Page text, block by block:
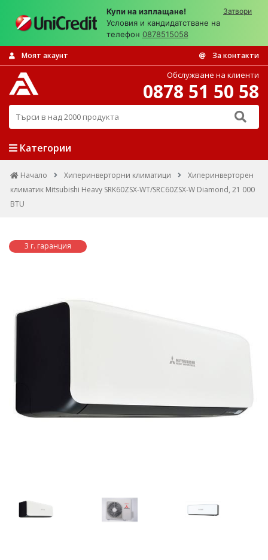
Купи на изплащане!
Условия и кандидатстване на
телефон 0878515058
Затвори
Моят акаунт За контакти
Търси в над 2000 продукта
Обслужване на клиенти
0878 51 50 58
Категории
Начало Хиперинверторни климатици
Хиперинверторен
климатик Mitsubishi Heavy SRK60ZSX-WT/SRC60ZSX-W Diamond, 21 000
BTU
3 г. гаранция